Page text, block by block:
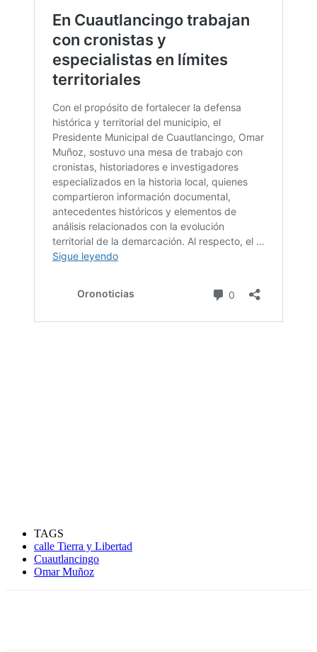
TAGS
calle Tierra y Libertad
Cuautlancingo
Omar Muñoz